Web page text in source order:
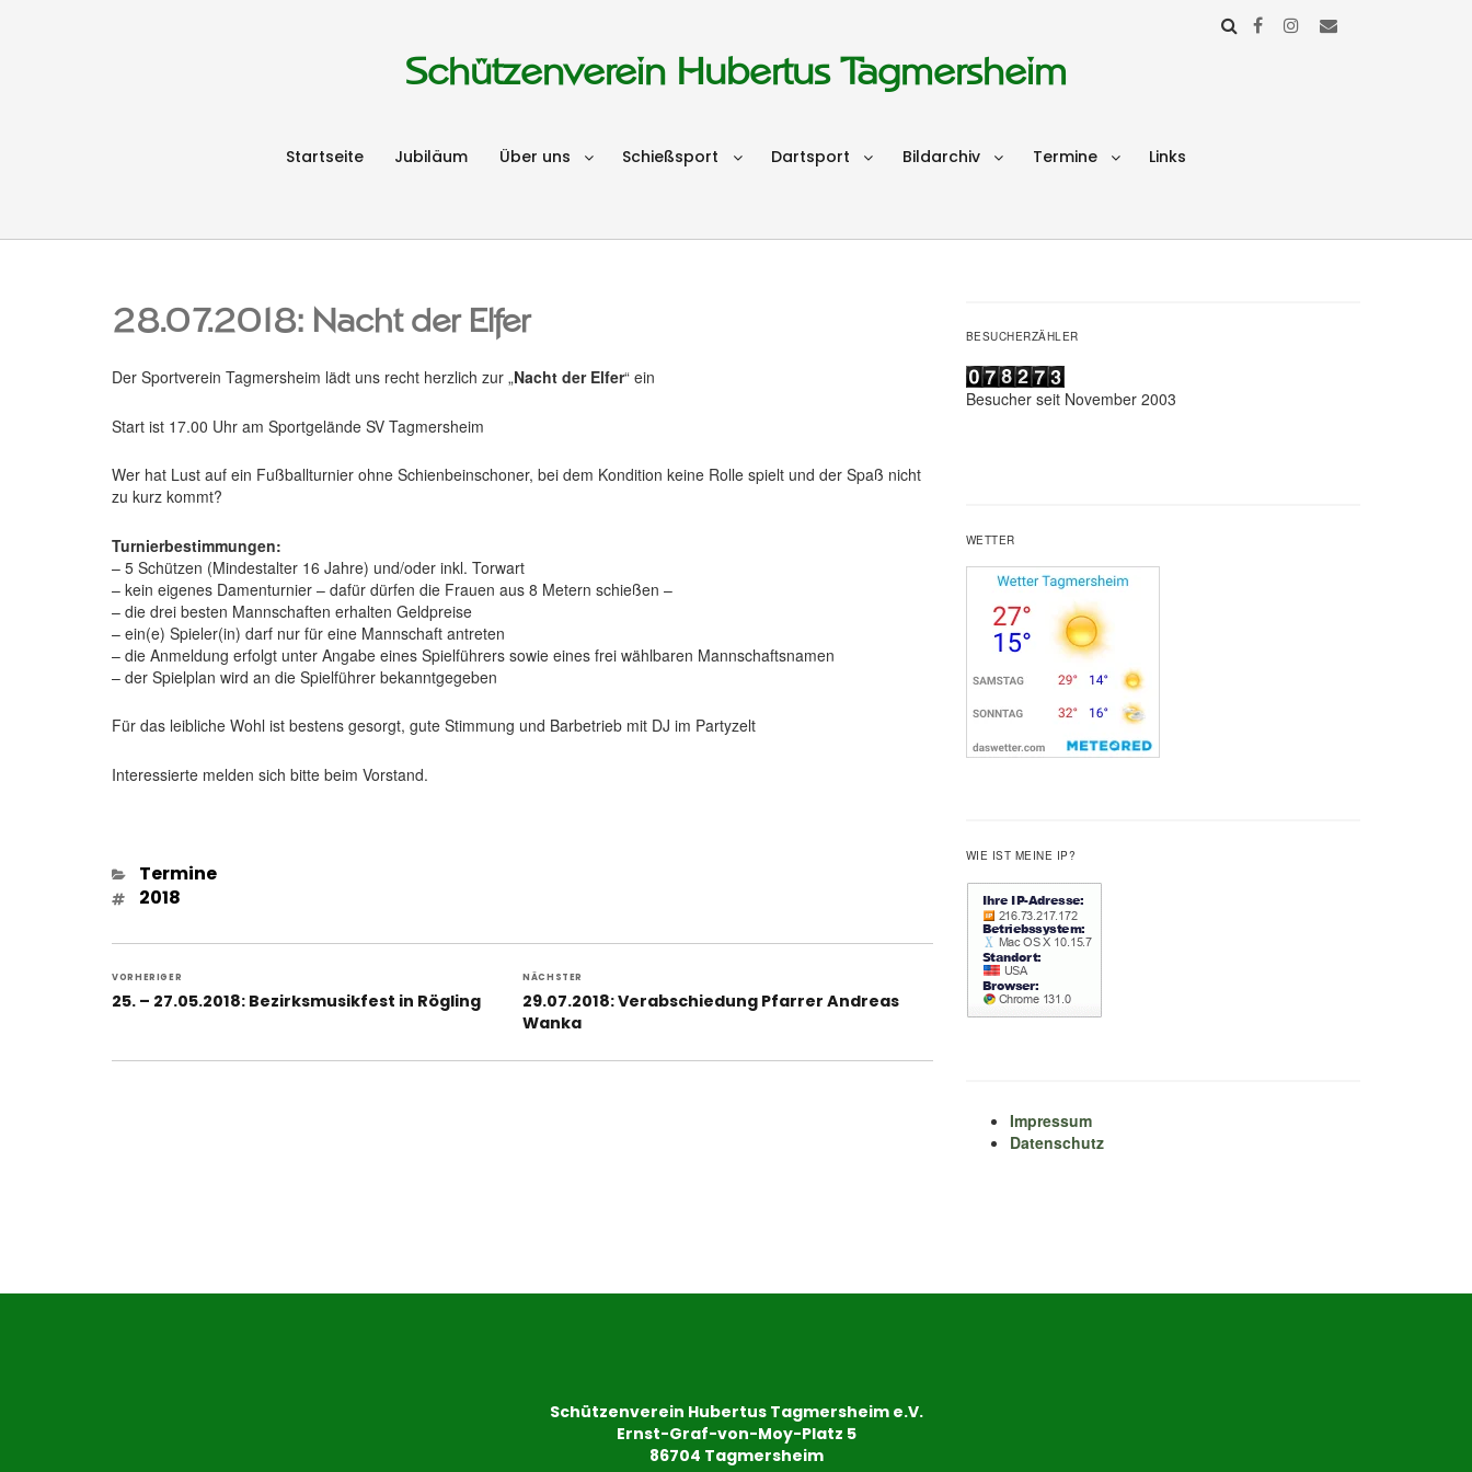
Schützenverein Hubertus Tagmersheim
Startseite Jubiläum Über uns Schießsport Dartsport Bildarchiv Termine Links
28.07.2018: Nacht der Elfer
Der Sportverein Tagmersheim lädt uns recht herzlich zur „Nacht der Elfer“ ein
Start ist 17.00 Uhr am Sportgelände SV Tagmersheim
Wer hat Lust auf ein Fußballturnier ohne Schienbeinschoner, bei dem Kondition keine Rolle spielt und der Spaß nicht
zu kurz kommt?
Turnierbestimmungen:
– 5 Schützen (Mindestalter 16 Jahre) und/oder inkl. Torwart
– kein eigenes Damenturnier – dafür dürfen die Frauen aus 8 Metern schießen –
– die drei besten Mannschaften erhalten Geldpreise
– ein(e) Spieler(in) darf nur für eine Mannschaft antreten
– die Anmeldung erfolgt unter Angabe eines Spielführers sowie eines frei wählbaren Mannschaftsnamen
– der Spielplan wird an die Spielführer bekanntgegeben
Für das leibliche Wohl ist bestens gesorgt, gute Stimmung und Barbetrieb mit DJ im Partyzelt
Interessierte melden sich bitte beim Vorstand.
Kategorien
Termine
Schlagwörter
2018
VORHERIGER
Vorheriger
25. – 27.05.2018: Bezirksmusikfest in Rögling
NÄCHSTER
Nächster
Beitrag:
29.07.2018: Verabschiedung Pfarrer Andreas
Wanka
BESUCHERZÄHLER
Besucher seit November 2003
WETTER
WIE IST MEINE IP?
Impressum
Datenschutz
Schützenverein Hubertus Tagmersheim e.V.
Ernst-Graf-von-Moy-Platz 5
86704 Tagmersheim